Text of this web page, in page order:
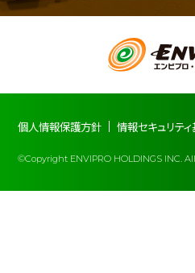
個人情報保護方針 情報セキュリテ
©Copyright ENVIPRO HOLDINGS INC.